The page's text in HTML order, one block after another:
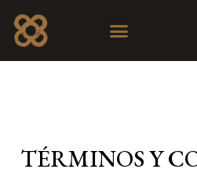
TÉRMINOS Y